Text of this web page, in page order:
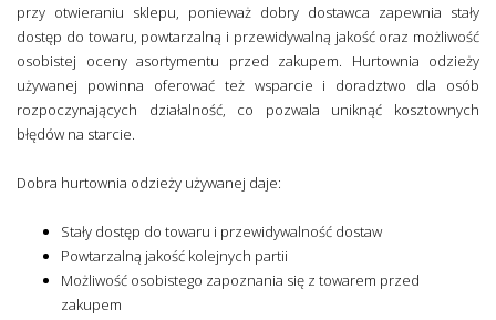
przy otwieraniu sklepu, ponieważ dobry dostawca zapewnia stały
dostęp do towaru, powtarzalną i przewidywalną jakość oraz możliwość
osobistej oceny asortymentu przed zakupem. Hurtownia odzieży
używanej powinna oferować też wsparcie i doradztwo dla osób
rozpoczynających działalność, co pozwala uniknąć kosztownych
błędów na starcie.
Dobra hurtownia odzieży używanej daje:
Stały dostęp do towaru i przewidywalność dostaw
Powtarzalną jakość kolejnych partii
Możliwość osobistego zapoznania się z towarem przed
zakupem